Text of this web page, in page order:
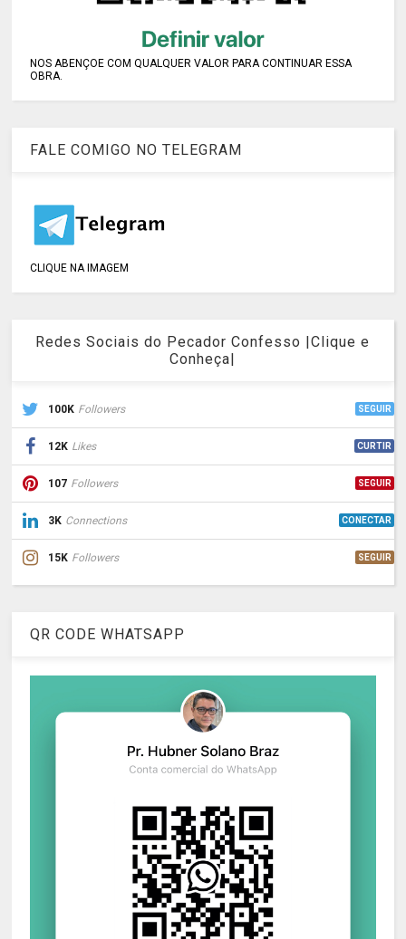
NOS ABENÇOE COM QUALQUER VALOR PARA CONTINUAR ESSA
OBRA.
FALE COMIGO NO TELEGRAM
CLIQUE NA IMAGEM
Redes Sociais do Pecador Confesso |Clique e
Conheça|
100K Followers SEGUIR
12K Likes CURTIR
107 Followers SEGUIR
3K Connections CONECTAR
15K Followers SEGUIR
QR CODE WHATSAPP